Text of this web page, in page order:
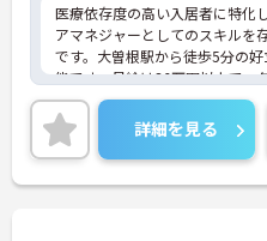
医療依存度の高い入居者に特化
アマネジャーとしてのスキルを
です。大曽根駅から徒歩5分の
能です。月給は36万円以上で、
充実しており、プライベートと
地域に貢献したい方や、終末期
には特におすすめの職場です。
ご相談ください。
詳細を見る